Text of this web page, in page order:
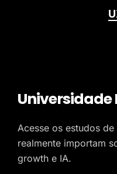
Universidade
Acesse os estudos
realmente importam
growth e IA.